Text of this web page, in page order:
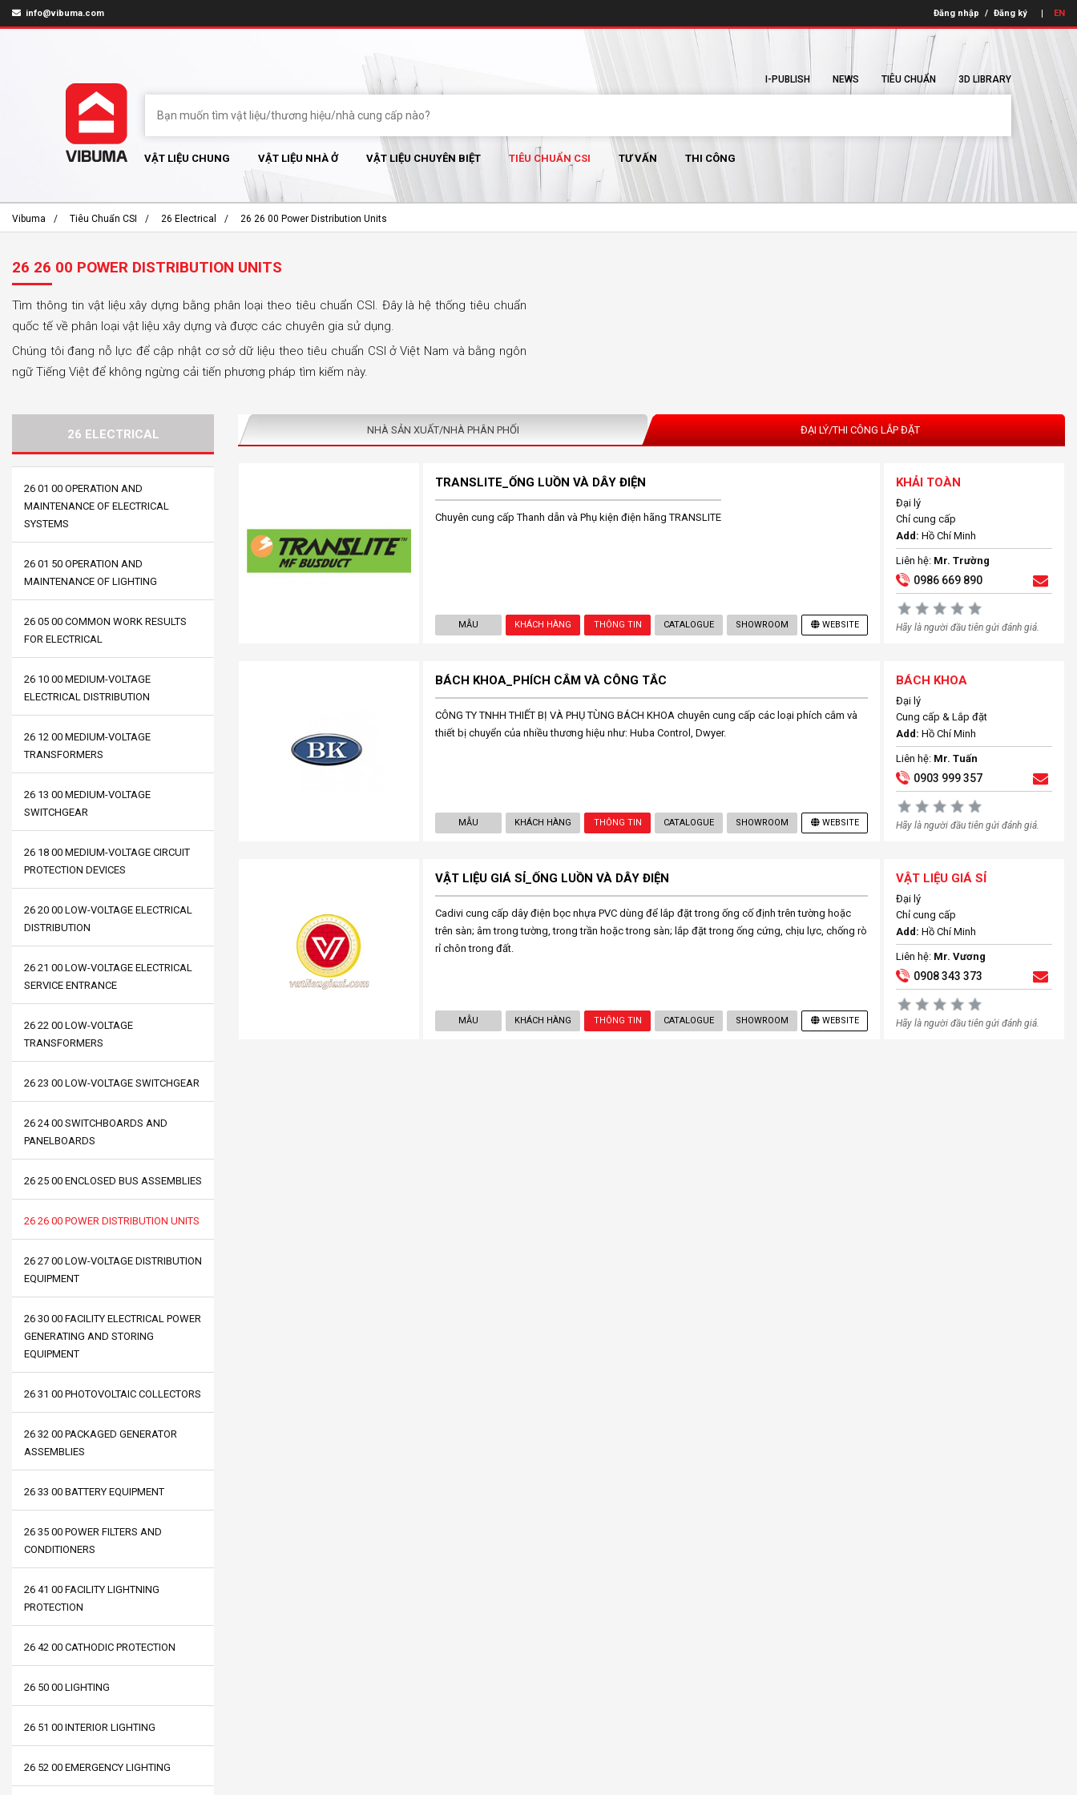
info@vibuma.com Đăng nhập / Đăng ký EN
I-PUBLISH NEWS TIÊU CHUẨN 3D LIBRARY
VẬT LIỆU CHUNG VẬT LIỆU NHÀ Ở VẬT LIỆU CHUYÊN BIỆT TIÊU CHUẨN CSI TƯ VẤN THI CÔNG
Vibuma Tiêu Chuẩn CSI 26 Electrical 26 26 00 Power Distribution Units
26 26 00 POWER DISTRIBUTION UNITS
Tìm thông tin vật liệu xây dựng bằng phân loại theo tiêu chuẩn CSI. Đây là hệ thống tiêu chuẩn
quốc tế về phân loại vật liệu xây dựng và được các chuyên gia sử dụng.
Chúng tôi đang nỗ lực để cập nhật cơ sở dữ liệu theo tiêu chuẩn CSI ở Việt Nam và bằng ngôn
ngữ Tiếng Việt để không ngừng cải tiến phương pháp tìm kiếm này.
NHÀ SẢN XUẤT/NHÀ PHÂN PHỐI ĐẠI LÝ/THI CÔNG LẮP ĐẶT
TRANSLITE_ỐNG LUỒN VÀ DÂY ĐIỆN
Chuyên cung cấp Thanh dẫn và Phụ kiện điện hãng TRANSLITE
MẪU KHÁCH HÀNG THÔNG TIN CATALOGUE SHOWROOM WEBSITE
KHẢI TOÀN
Đại lý
Chỉ cung cấp
Add: Hồ Chí Minh
Liên hệ: Mr. Trường
0986 669 890
Hãy là người đầu tiên gửi đánh giá.
BÁCH KHOA_PHÍCH CẮM VÀ CÔNG TẮC
CÔNG TY TNHH THIẾT BỊ VÀ PHỤ TÙNG BÁCH KHOA chuyên cung cấp các loại phích cắm và
thiết bị chuyển của nhiều thương hiệu như: Huba Control, Dwyer.
MẪU KHÁCH HÀNG THÔNG TIN CATALOGUE SHOWROOM WEBSITE
BÁCH KHOA
Đại lý
Cung cấp & Lắp đặt
Add: Hồ Chí Minh
Liên hệ: Mr. Tuấn
0903 999 357
Hãy là người đầu tiên gửi đánh giá.
VẬT LIỆU GIÁ SỈ_ỐNG LUỒN VÀ DÂY ĐIỆN
Cadivi cung cấp dây điện bọc nhựa PVC dùng để lắp đặt trong ống cố định trên tường hoặc
trên sàn; âm trong tường, trong trần hoặc trong sàn; lắp đặt trong ống cứng, chịu lực, chống rò
rỉ chôn trong đất.
MẪU KHÁCH HÀNG THÔNG TIN CATALOGUE SHOWROOM WEBSITE
VẬT LIỆU GIÁ SỈ
Đại lý
Chỉ cung cấp
Add: Hồ Chí Minh
Liên hệ: Mr. Vương
0908 343 373
Hãy là người đầu tiên gửi đánh giá.
26 ELECTRICAL
26 01 00 OPERATION AND
MAINTENANCE OF ELECTRICAL
SYSTEMS
26 01 50 OPERATION AND
MAINTENANCE OF LIGHTING
26 05 00 COMMON WORK RESULTS
FOR ELECTRICAL
26 10 00 MEDIUM-VOLTAGE
ELECTRICAL DISTRIBUTION
26 12 00 MEDIUM-VOLTAGE
TRANSFORMERS
26 13 00 MEDIUM-VOLTAGE
SWITCHGEAR
26 18 00 MEDIUM-VOLTAGE CIRCUIT
PROTECTION DEVICES
26 20 00 LOW-VOLTAGE ELECTRICAL
DISTRIBUTION
26 21 00 LOW-VOLTAGE ELECTRICAL
SERVICE ENTRANCE
26 22 00 LOW-VOLTAGE
TRANSFORMERS
26 23 00 LOW-VOLTAGE SWITCHGEAR
26 24 00 SWITCHBOARDS AND
PANELBOARDS
26 25 00 ENCLOSED BUS ASSEMBLIES
26 26 00 POWER DISTRIBUTION UNITS
26 27 00 LOW-VOLTAGE DISTRIBUTION
EQUIPMENT
26 30 00 FACILITY ELECTRICAL POWER
GENERATING AND STORING
EQUIPMENT
26 31 00 PHOTOVOLTAIC COLLECTORS
26 32 00 PACKAGED GENERATOR
ASSEMBLIES
26 33 00 BATTERY EQUIPMENT
26 35 00 POWER FILTERS AND
CONDITIONERS
26 41 00 FACILITY LIGHTNING
PROTECTION
26 42 00 CATHODIC PROTECTION
26 50 00 LIGHTING
26 51 00 INTERIOR LIGHTING
26 52 00 EMERGENCY LIGHTING